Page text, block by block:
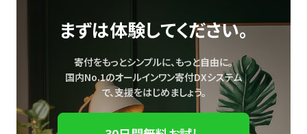
まずは体験してください。
寄付をもっとシンプルに、もっと自由に。
国内No.1のオールインワン寄付DXシステム
で、支援をはじめましょう。